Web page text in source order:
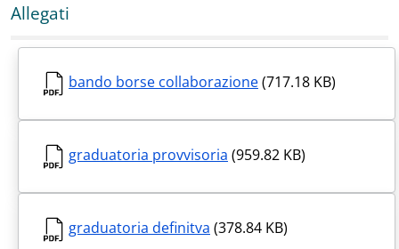
Allegati
bando borse collaborazione(717.18 KB)
graduatoria provvisoria (959.82 KB)
graduatoria definitva (378.84 KB)